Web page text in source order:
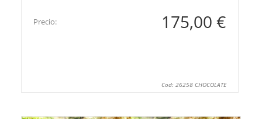
Precio: 175,00 €
Cod: 26258 CHOCOLATE